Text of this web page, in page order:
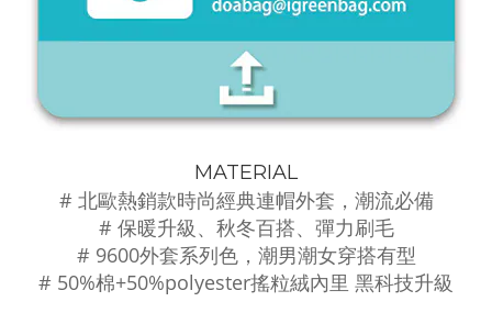
MATERIAL
# 北歐熱銷款時尚經典連帽外套，潮流必備
# 保暖升級、秋冬百搭、彈力刷毛
# 9600外套系列色，潮男潮女穿搭有型
# 50%棉+50%polyester搖粒絨內里 黑科技升級